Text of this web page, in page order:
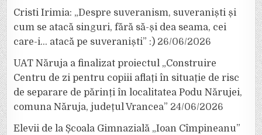
Cristi Irimia: „Despre suveranism, suveraniști și
cum se atacă singuri, fără să-și dea seama, cei
care-i… atacă pe suveraniști” :) 26/06/2026
UAT Năruja a finalizat proiectul „Construire
Centru de zi pentru copiii aflați în situație de risc
de separare de părinți în localitatea Podu Nărujei,
comuna Năruja, județul Vrancea” 24/06/2026
Elevii de la Școala Gimnazială „Ioan Cîmpineanu”